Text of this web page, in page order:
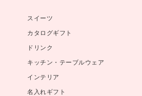
スイーツ
カタログギフト
ドリンク
キッチン・テーブルウェア
インテリア
名入れギフト